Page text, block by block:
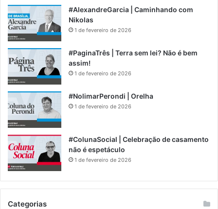
#AlexandreGarcia | Caminhando com
Nikolas
1 de fevereiro de 2026
#PaginaTrês | Terra sem lei? Não é bem
assim!
1 de fevereiro de 2026
#NolimarPerondi | Orelha
1 de fevereiro de 2026
#ColunaSocial | Celebração de casamento
não é espetáculo
1 de fevereiro de 2026
Categorias